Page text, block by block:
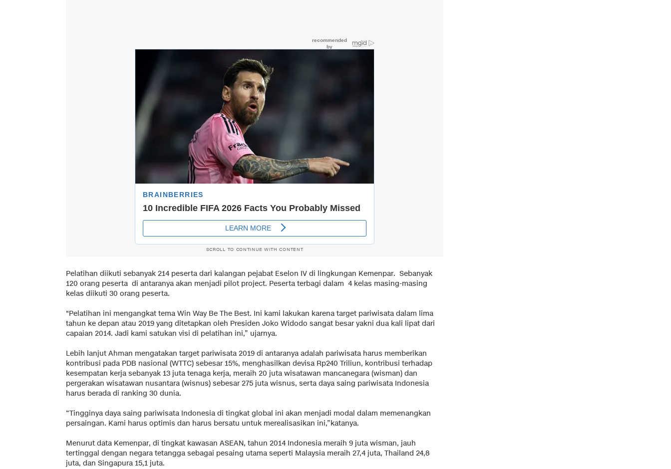
SCROLL TO CONTINUE WITH CONTENT
Pelatihan diikuti sebanyak 214 peserta dari kalangan pejabat Eselon IV di lingkungan Kemenpar. Sebanyak
120 orang peserta di antaranya akan menjadi pilot project. Peserta terbagi dalam 4 kelas masing-masing
kelas diikuti 30 orang peserta.
"Pelatihan ini mengangkat tema Win Way Be The Best. Ini kami lakukan karena target pariwisata dalam lima
tahun ke depan atau 2019 yang ditetapkan oleh Presiden Joko Widodo sangat besar yakni dua kali lipat dari
capaian 2014. Jadi kami satukan visi di pelatihan ini,” ujarnya.
Lebih lanjut Ahman mengatakan target pariwisata 2019 di antaranya adalah pariwisata harus memberikan
kontribusi pada PDB nasional (WTTC) sebesar 15%, menghasilkan devisa Rp240 Triliun, kontribusi terhadap
kesempatan kerja sebanyak 13 juta tenaga kerja, meraih 20 juta wisatawan mancanegara (wisman) dan
pergerakan wisatawan nusantara (wisnus) sebesar 275 juta wisnus, serta daya saing pariwisata Indonesia
harus berada di ranking 30 dunia.
“Tingginya daya saing pariwisata Indonesia di tingkat global ini akan menjadi modal dalam memenangkan
persaingan. Kami harus optimis dan harus bersatu untuk merealisasikan ini,”katanya.
Menurut data Kemenpar, di tingkat kawasan ASEAN, tahun 2014 Indonesia meraih 9 juta wisman, jauh
tertinggal dengan negara tetangga sebagai pesaing utama seperti Malaysia meraih 27,4 juta, Thailand 24,8
juta, dan Singapura 15,1 juta.